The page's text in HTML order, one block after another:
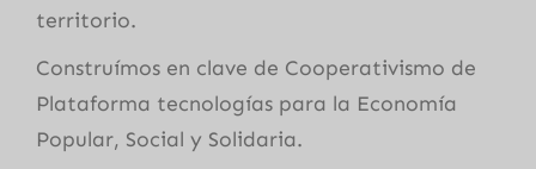
territorio.
Construímos en clave de Cooperativismo de
Plataforma tecnologías para la Economía
Popular, Social y Solidaria.